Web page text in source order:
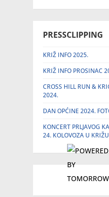
PRESSCLIPPING
KRIŽ INFO 2025.
KRIŽ INFO PROSINAC
CROSS HILL RUN &
2024.
DAN OPĆINE 2024.
KONCERT PRLJAVOG
24. KOLOVOZA U KRIŽU